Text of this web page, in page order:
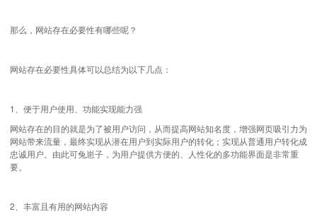
那么，网站存在必要性有哪些呢？
网站存在必要性具体可以总结为以下几点：
1、便于用户使用、功能实现能力强
网站存在的目的就是为了被用户访问，从而提高网站知名度，增强网页吸引力为
网站带来流量，最终实现从潜在用户到实际用户的转化；实现从普通用户转化成
忠诚用户。由此可兔崽子，为用户提供方便的、人性化的多功能界面是非常重
要。
2、丰富且有用的网站内容